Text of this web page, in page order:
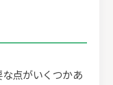
点がいくつかあ